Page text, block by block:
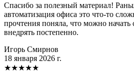
Спасибо за полезный материал!
автоматизация офиса это что-то
прочтения поняла, что можно начать
внедрять постепенно.
Игорь Смирнов
18 января 2026 г.
★★★★★